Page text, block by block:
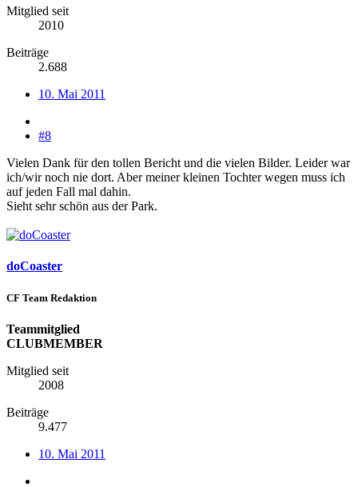
Mitglied seit
2010
Beiträge
2.688
10. Mai 2011
#8
Vielen Dank für den tollen Bericht und die vielen Bilder. Leider war
ich/wir noch nie dort. Aber meiner kleinen Tochter wegen muss ich
auf jeden Fall mal dahin.
Sieht sehr schön aus der Park.
doCoaster
CF Team Redaktion
Teammitglied
CLUBMEMBER
Mitglied seit
2008
Beiträge
9.477
10. Mai 2011